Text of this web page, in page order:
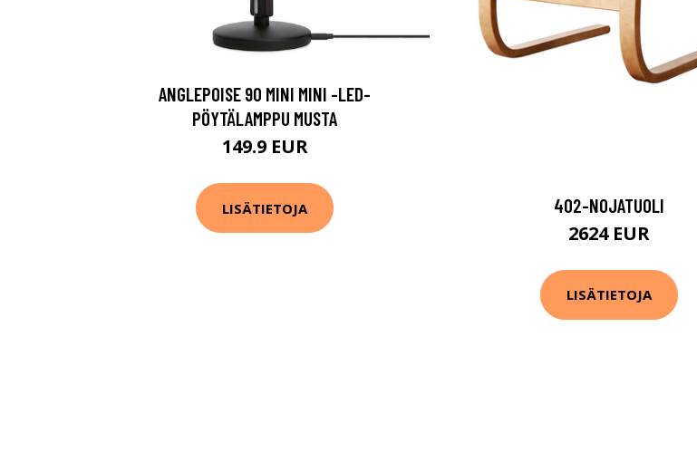
ANGLEPOISE 90 MINI MINI -LED-
PÖYTÄLAMPPU MUSTA
149.9 EUR
LISÄTIETOJA 402-NOJATUOLI
2624 EUR
LISÄTIETOJA